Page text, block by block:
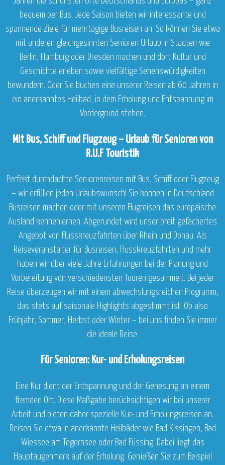
bequem per Bus. Jede Saison bieten wir interessante und
spannende Ziele für mehrtägige Busreisen an. So können Sie etwa
mit anderen gleichgesinnten Senioren Urlaub in Städten wie
Berlin, Hamburg oder Dresden machen und dort Kultur und
Geschichte erleben sowie vielfältige Sehenswürdigkeiten
bewundern. Oder Sie buchen eine unserer Reisen ab 60 Jahren in
ein anerkanntes Heilbad, in dem Erholung und Entspannung im
Vordergrund stehen.
Mit Bus, Schiff und Flugzeug – Urlaub für Senioren von
R.U.F Touristik
Perfekt durchdachte Seniorenreisen mit Bus, Schiff oder Flugzeug
– wir erfüllen jeden Urlaubswunsch! Sie können in Deutschland
Busreisen machen oder mit unseren Flugreisen das europäische
Ausland kennenlernen. Abgerundet wird unser breit gefächertes
Angebot von Flusskreuzfahrten über Rhein und Donau. Als
Reiseveranstalter für Busreisen, Flusskreuzfahrten und mehr
haben wir über viele Jahre Erfahrungen bei der Planung und
Vorbereitung von verschiedensten Touren gesammelt. Bei jeder
Reise überzeugen wir mit einem abwechslungsreichen Programm,
das stets auf saisonale Highlights abgestimmt ist. Ob also
Frühjahr, Sommer, Herbst oder Winter – bei uns finden Sie immer
die ideale Reise.
Für Senioren: Kur- und Erholungsreisen
Eine Kur dient der Entspannung und der Genesung an einem
fremden Ort. Diese Maßgabe berücksichtigen wir bei unserer
Arbeit und bieten daher spezielle Kur- und Erholungsreisen an.
Reisen Sie etwa in anerkannte Heilbäder wie Bad Kissingen, Bad
Wiessee am Tegernsee oder Bad Füssing. Dabei liegt das
Hauptaugenmerk auf der Erholung. Genießen Sie zum Beispiel